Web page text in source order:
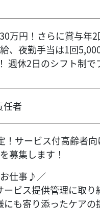
万円！さらに賞与年
、夜勤手当は1回
週休2日のシフト制で
任者
！サービス付高齢者
募集します！
仕事♪／
ビス提供管理に取り
も寄り添ったケアの